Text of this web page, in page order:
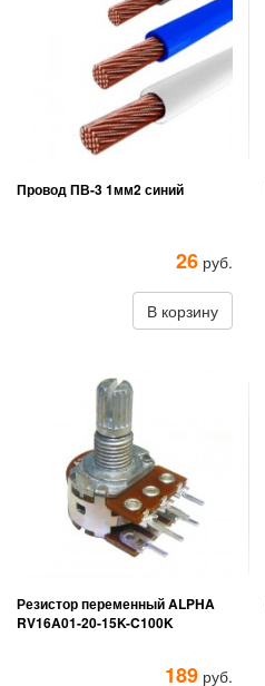
Провод ПВ-3 1мм2 синий
26 руб.
В корзину
Резистор переменный ALPHA
RV16A01-20-15K-C100K
189 руб.